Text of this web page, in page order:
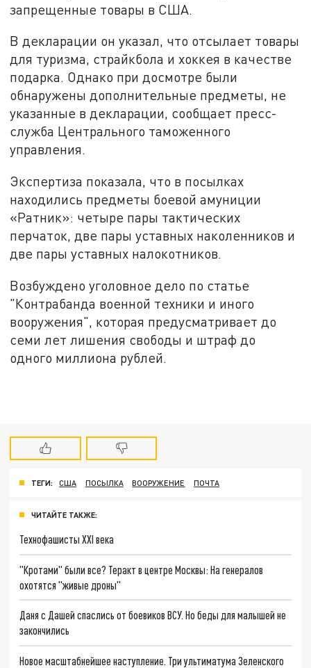
запрещенные товары в США.
В декларации он указал, что отсылает товары
для туризма, страйкбола и хоккея в качестве
подарка. Однако при досмотре были
обнаружены дополнительные предметы, не
указанные в декларации, сообщает пресс-
служба Центрального таможенного
управления.
Экспертиза показала, что в посылках
находились предметы боевой амуниции
«Ратник»: четыре пары тактических
перчаток, две пары уставных наколенников и
две пары уставных налокотников.
Возбуждено уголовное дело по статье
"Контрабанда военной техники и иного
вооружения", которая предусматривает до
семи лет лишения свободы и штраф до
одного миллиона рублей.
ТЕГИ: США ПОСЫЛКА ВООРУЖЕНИЕ ПОЧТА
ЧИТАЙТЕ ТАКЖЕ:
Технофашисты XXI века
"Кротами" были все? Теракт в центре Москвы: На генералов
охотятся "живые дроны"
Даня с Дашей спаслись от боевиков ВСУ. Но беды для малышей не
закончились
Новое масштабнейшее наступление. Три ультиматума Зеленского